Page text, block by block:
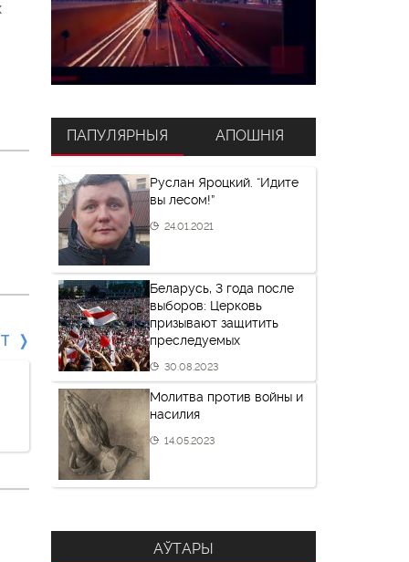
ПАПУЛЯРНЫЯ
Руслан Яроцкий. “Идите
вы лесом!”
24.01.2021
Беларусь, 3 года после
выборов: Церковь
призывают защитить
преследуемых
30.08.2023
Молитва против войны и
насилия
14.05.2023
АПОШНІЯ
АЎТАРЫ